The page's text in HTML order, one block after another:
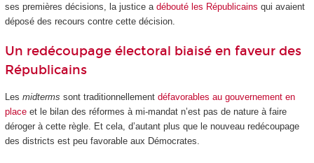
ses premières décisions, la justice a débouté les Républicains qui avaient
déposé des recours contre cette décision.
Un redécoupage électoral biaisé en faveur des
Républicains
Les midterms sont traditionnellement défavorables au gouvernement en
placeet le bilan des réformes à mi-mandat n’est pas de nature à faire
déroger à cette règle. Et cela, d’autant plus que le nouveau redécoupage
des districts est peu favorable aux Démocrates.